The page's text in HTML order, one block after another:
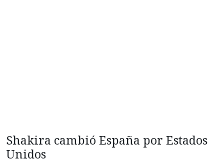
Shakira cambió España por Estados
Unidos